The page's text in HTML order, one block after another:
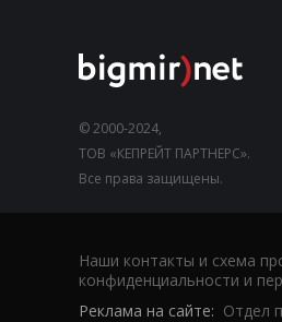
© 2000-2024,
ТОВ «КЕПРЕЙТ ПАРТНЕРС».
Все права защищены.
Наши контакты и схема
конфиденциальности и
Реклама на сайте: Отдел